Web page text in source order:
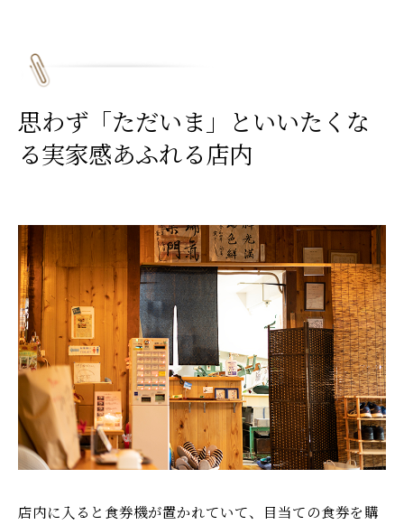
思わず「ただいま」といいたくな
る実家感あふれる店内
店内に入ると食券機が置かれていて、目当ての食券を購